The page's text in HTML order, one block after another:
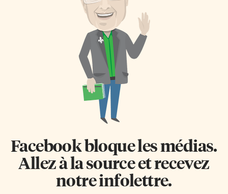
Facebook bloque les médias.
Allez à la source et recevez
notre infolettre.